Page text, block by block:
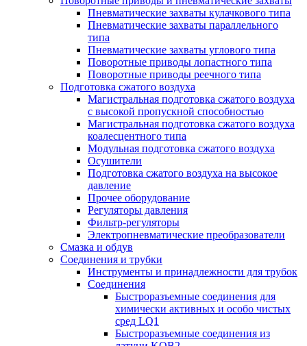
Пневматические захваты кулачкового типа
Пневматические захваты параллельного
типа
Пневматические захваты углового типа
Поворотные приводы лопастного типа
Поворотные приводы реечного типа
Подготовка сжатого воздуха
Магистральная подготовка сжатого воздуха
c высокой пропускной способностью
Магистральная подготовка сжатого воздуха
коалесцентного типа
Модульная подготовка сжатого воздуха
Осушители
Подготовка сжатого воздуха на высокое
давление
Прочее оборудование
Регуляторы давления
Фильтр-регуляторы
Электропневматические преобразователи
Смазка и обдув
Соединения и трубки
Инструменты и принадлежности для трубок
Соединения
Быстроразъемные соединения для
химически активных и особо чистых
сред LQ1
Быстроразъемные соединения из